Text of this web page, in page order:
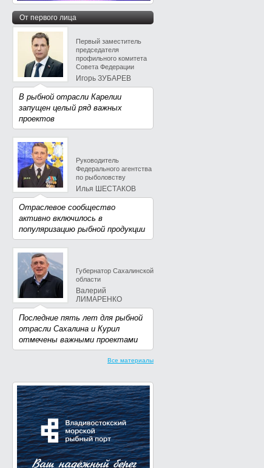
От первого лица
Первый заместитель
председателя
профильного комитета
Совета Федерации
Игорь ЗУБАРЕВ
В рыбной отрасли Карелии
запущен целый ряд важных
проектов
Руководитель
Федерального агентства
по рыболовству
Илья ШЕСТАКОВ
Отраслевое сообщество
активно включилось в
популяризацию рыбной продукции
Губернатор Сахалинской
области
Валерий
ЛИМАРЕНКО
Последние пять лет для рыбной
отрасли Сахалина и Курил
отмечены важными проектами
Все материалы